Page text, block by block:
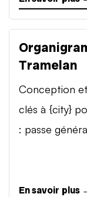
Tramelan
Conception
clés à {city}
: passe
En savoir plus